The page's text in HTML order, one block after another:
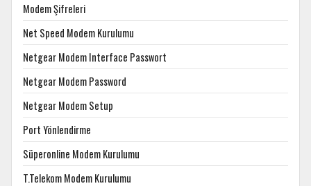
Modem Şifreleri
Net Speed Modem Kurulumu
Netgear Modem Interface Passwort
Netgear Modem Password
Netgear Modem Setup
Port Yönlendirme
Süperonline Modem Kurulumu
T.Telekom Modem Kurulumu